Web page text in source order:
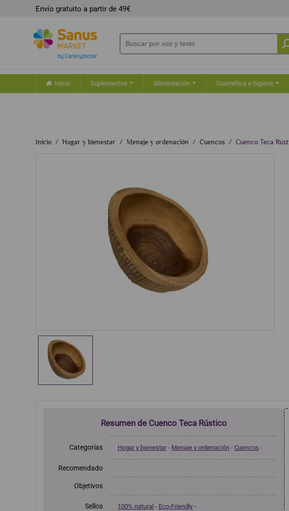
Envío gratuito a partir de 49€
Inicio Suplementos Alimentación Cosmética e higiene
Inicio Hogar y bienestar Menaje y ordenación Cuencos Cuenco Teca
Resumen de Cuenco Teca Rústico
Categorías Hogar y bienestar - Menaje y ordenación - Cuencos -
Recomendado
Objetivos
Sellos 100% natural - Eco-Friendly -